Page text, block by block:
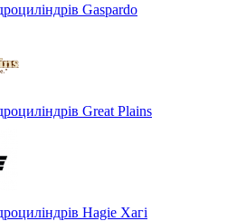
Gaspardo
Great Plains
Hagie Хагі